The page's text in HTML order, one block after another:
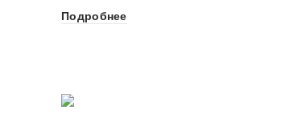
Подробнее